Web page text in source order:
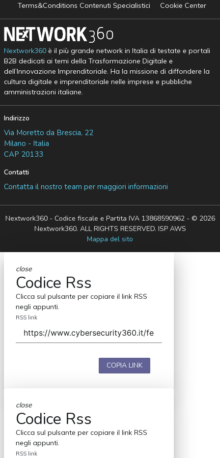
Terms&Conditions Contenuti Specialistici Cookie Center
Nextwork360è il più grande network in Italia di testate e portali
B2B dedicati ai temi della Trasformazione Digitale e
dell’Innovazione Imprenditoriale. Ha la missione di diffondere la
cultura digitale e imprenditoriale nelle imprese e pubbliche
amministrazioni italiane.
Indirizzo
Via Moretto da Brescia, 22
Milano - Italia
CAP 20133
Contatti
Contatta il nostro team per maggiori informazioni
Nextwork360 - Codice fiscale e Partita IVA 13868590962 - © 2026
Nextwork360. ALL RIGHTS RESERVED. ISP AWS
Mappa del sito
close
Codice Rss
Clicca sul pulsante per copiare il link RSS
negli appunti.
RSS link
COPIA LINK
close
Codice Rss
Clicca sul pulsante per copiare il link RSS
negli appunti.
RSS link